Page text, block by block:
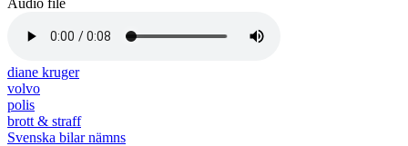
diane kruger
volvo
polis
brott & straff
Svenska bilar nämns